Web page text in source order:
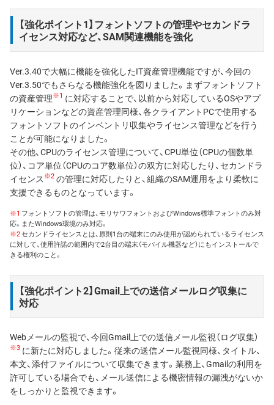
【強化ポイント1】フォントソフトの管理やセカンドラ
イセンス対応など、SAM関連機能を強化
Ver.3.40で大幅に機能を強化したIT資産管理機能ですが、今回の
Ver.3.50でもさらなる機能強化を図りました。まずフォントソフト
の資産管理※1 に対応することで、以前から対応しているOSやアプ
リケーションなどの資産管理同様、各クライアントPCで使用する
フォントソフトのインベントリ収集やライセンス管理などを行う
ことが可能になりました。
その他、CPUのライセンス管理について、CPU単位（CPUの個数単
位）、コア単位（CPUのコア数単位）の双方に対応したり、セカンドラ
イセンス※2の管理に対応したりと、組織のSAM運用をより柔軟に
支援できるものとなっています。
※1 フォントソフトの管理は、モリサワフォントおよびWindows標準フォントのみ対
応。またWindows環境のみ対応。
※2セカンドライセンスとは、原則1台の端末にのみ使用が認められているライセンス
に対して、使用許諾の範囲内で2台目の端末（モバイル機器など）にもインストールで
きる権利のこと。
【強化ポイント2】Gmail上での送信メールログ収集に
対応
Webメールの監視で、今回Gmail上での送信メール監視（ログ収集）
※3 に新たに対応しました。従来の送信メール監視同様、タイトル、
本文、添付ファイルについて収集できます。業務上、Gmailの利用を
許可している場合でも、メール送信による機密情報の漏洩がないか
をしっかりと監視できます。